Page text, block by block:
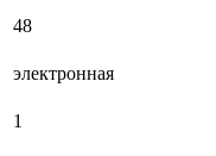
48
электронная
1